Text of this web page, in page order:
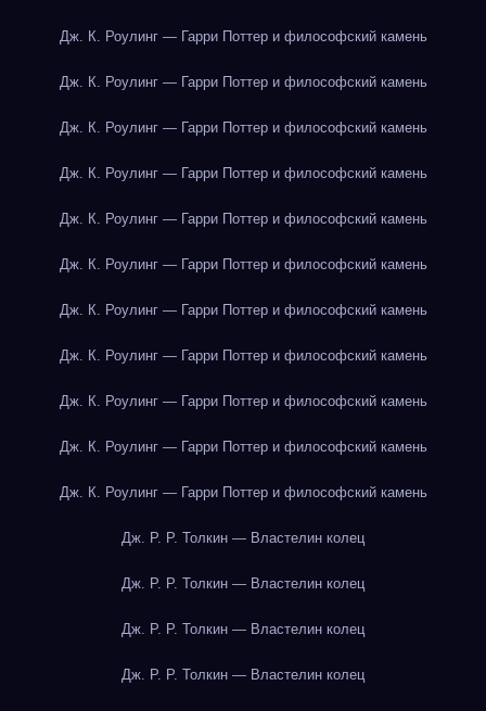
Дж. К. Роулинг — Гарри Поттер и философский камень
Дж. К. Роулинг — Гарри Поттер и философский камень
Дж. К. Роулинг — Гарри Поттер и философский камень
Дж. К. Роулинг — Гарри Поттер и философский камень
Дж. К. Роулинг — Гарри Поттер и философский камень
Дж. К. Роулинг — Гарри Поттер и философский камень
Дж. К. Роулинг — Гарри Поттер и философский камень
Дж. К. Роулинг — Гарри Поттер и философский камень
Дж. К. Роулинг — Гарри Поттер и философский камень
Дж. К. Роулинг — Гарри Поттер и философский камень
Дж. К. Роулинг — Гарри Поттер и философский камень
Дж. Р. Р. Толкин — Властелин колец
Дж. Р. Р. Толкин — Властелин колец
Дж. Р. Р. Толкин — Властелин колец
Дж. Р. Р. Толкин — Властелин колец